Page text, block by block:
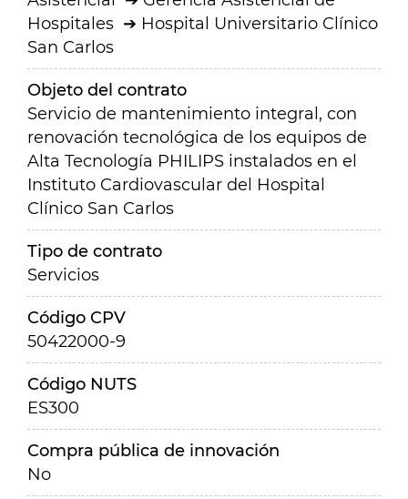
Hospitales
Hospital Universitario Clínico
San Carlos
Objeto del contrato
Servicio de mantenimiento integral, con
renovación tecnológica de los equipos de
Alta Tecnología PHILIPS instalados en el
Instituto Cardiovascular del Hospital
Clínico San Carlos
Tipo de contrato
Servicios
Código CPV
50422000-9
Código NUTS
ES300
Compra pública de innovación
No